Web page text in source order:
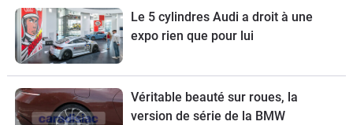
Le 5 cylindres Audi a droit à une
expo rien que pour lui
Véritable beauté sur roues, la
version de série de la BMW